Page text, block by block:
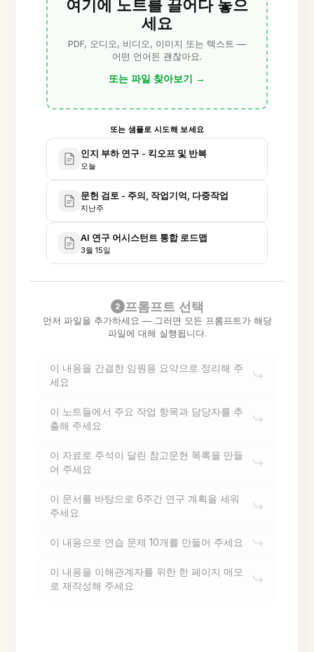
여기에 노트를 끌어다 놓으
세요
PDF, 오디오, 비디오, 이미지 또는 텍스트 —
어떤 언어든 괜찮아요.
또는 파일 찾아보기 →
또는 샘플로 시도해 보세요
인지 부하 연구 - 킥오프 및 반복
오늘
문헌 검토 - 주의, 작업기억, 다중작업
지난주
AI 연구 어시스턴트 통합 로드맵
3월 15일
2 프롬프트 선택
먼저 파일을 추가하세요 — 그러면 모든 프롬프트가 해당
파일에 대해 실행됩니다.
이 내용을 간결한 임원용 요약으로 정리해 주
세요
이 노트들에서 주요 작업 항목과 담당자를 추
출해 주세요
이 자료로 주석이 달린 참고문헌 목록을 만들
어 주세요
이 문서를 바탕으로 6주간 연구 계획을 세워
주세요
이 내용으로 연습 문제 10개를 만들어 주세요
이 내용을 이해관계자를 위한 한 페이지 메모
로 재작성해 주세요